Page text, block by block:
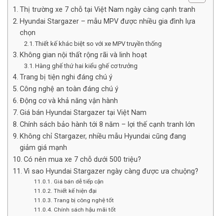
Thị trường xe 7 chỗ tại Việt Nam ngày càng cạnh tranh
Hyundai Stargazer – mẫu MPV được nhiều gia đình lựa
chọn
Thiết kế khác biệt so với xe MPV truyền thống
Không gian nội thất rộng rãi và linh hoạt
Hàng ghế thứ hai kiểu ghế cơ trưởng
Trang bị tiện nghi đáng chú ý
Công nghệ an toàn đáng chú ý
Động cơ và khả năng vận hành
Giá bán Hyundai Stargazer tại Việt Nam
Chính sách bảo hành tới 8 năm – lợi thế cạnh tranh lớn
Không chỉ Stargazer, nhiều mẫu Hyundai cũng đang
giảm giá mạnh
Có nên mua xe 7 chỗ dưới 500 triệu?
Vì sao Hyundai Stargazer ngày càng được ưa chuộng?
Giá bán dễ tiếp cận
Thiết kế hiện đại
Trang bị công nghệ tốt
Chính sách hậu mãi tốt